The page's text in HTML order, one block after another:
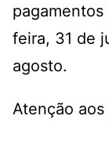
feira, 31 de
agosto.
Atenção